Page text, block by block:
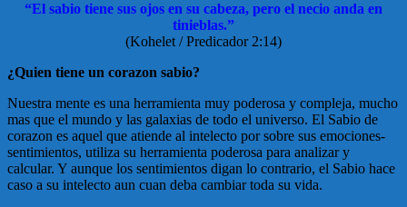
“El sabio tiene sus ojos en su cabeza, pero el necio anda en
tinieblas.”
(Kohelet / Predicador 2:14)
¿Quien tiene un corazon sabio?
Nuestra mente es una herramienta muy poderosa y compleja, mucho
mas que el mundo y las galaxias de todo el universo. El Sabio de
corazon es aquel que atiende al intelecto por sobre sus emociones-
sentimientos, utiliza su herramienta poderosa para analizar y
calcular. Y aunque los sentimientos digan lo contrario, el Sabio hace
caso a su intelecto aun cuan deba cambiar toda su vida.